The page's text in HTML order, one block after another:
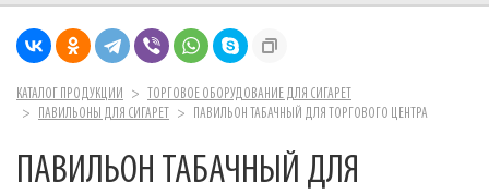
КАТАЛОГ ПРОДУКЦИИ
ТОРГОВОЕ ОБОРУДОВАНИЕ ДЛЯ СИГАРЕТ
ПАВИЛЬОНЫ ДЛЯ СИГАРЕТ
ПАВИЛЬОН ТАБАЧНЫЙ ДЛЯ ТОРГОВОГО ЦЕНТРА
ПАВИЛЬОН ТАБАЧНЫЙ ДЛЯ